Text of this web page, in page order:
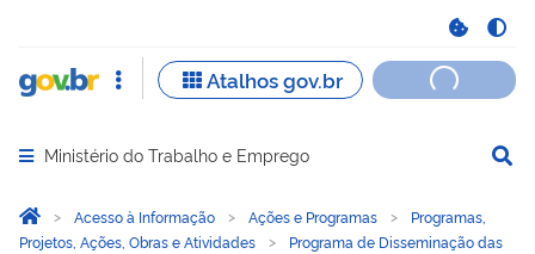
Abrir menu principal de navegação
Ministério do Trabalho e Emprego
Você está aqui:
Página Inicial
Acesso à Informação Ações e Programas
Programas,
Projetos, Ações, Obras e Atividades
Programa de Disseminação das